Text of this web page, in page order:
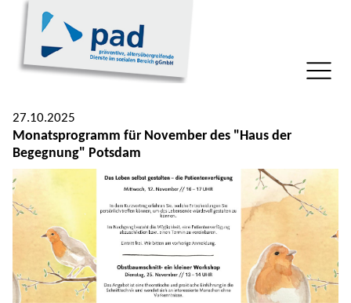
27.10.2025
Monatsprogramm für November des "Haus der
Begegnung" Potsdam